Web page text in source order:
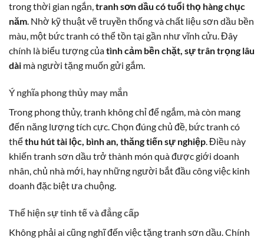
trong thời gian ngắn,tranh sơn dầu có tuổi thọ hàng chục
năm. Nhờ kỹ thuật vẽ truyền thống và chất liệu sơn dầu bền
màu, một bức tranh có thể tồn tại gần như vĩnh cửu. Đây
chính là biểu tượng củatình cảm bền chặt, sự trân trọng lâu
dài mà người tặng muốn gửi gắm.
Ý nghĩa phong thủy may mắn
Trong phong thủy, tranh không chỉ để ngắm, mà còn mang
đến năng lượng tích cực. Chọn đúng chủ đề, bức tranh có
thểthu hút tài lộc, bình an, thăng tiến sự nghiệp. Điều này
khiến tranh sơn dầu trở thành món quà được giới doanh
nhân, chủ nhà mới, hay những người bắt đầu công việc kinh
doanh đặc biệt ưa chuộng.
Thể hiện sự tinh tế và đẳng cấp
Không phải ai cũng nghĩ đến việc tặng tranh sơn dầu. Chính